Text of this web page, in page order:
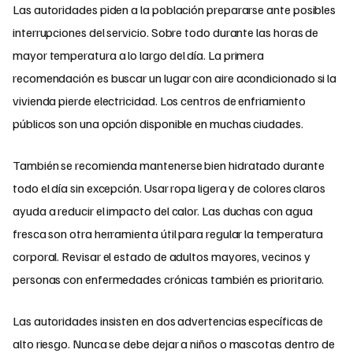
Las autoridades piden a la población prepararse ante posibles
interrupciones del servicio. Sobre todo durante las horas de
mayor temperatura a lo largo del día. La primera
recomendación es buscar un lugar con aire acondicionado si la
vivienda pierde electricidad. Los centros de enfriamiento
públicos son una opción disponible en muchas ciudades.
También se recomienda mantenerse bien hidratado durante
todo el día sin excepción. Usar ropa ligera y de colores claros
ayuda a reducir el impacto del calor. Las duchas con agua
fresca son otra herramienta útil para regular la temperatura
corporal. Revisar el estado de adultos mayores, vecinos y
personas con enfermedades crónicas también es prioritario.
Las autoridades insisten en dos advertencias específicas de
alto riesgo. Nunca se debe dejar a niños o mascotas dentro de